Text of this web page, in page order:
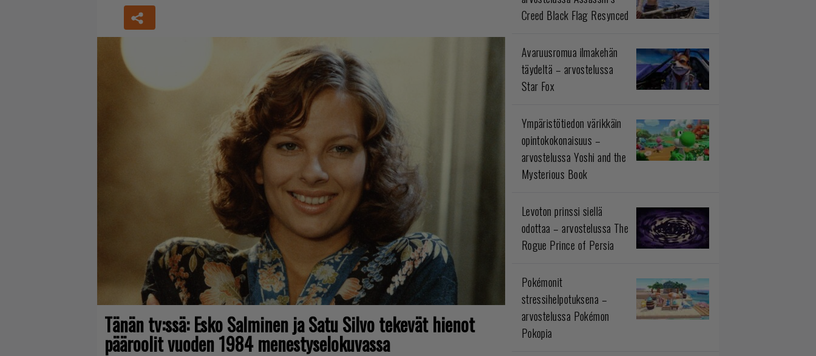
Tänän tv:ssä: Esko Salminen ja Satu Silvo tekevät hienot
pääroolit vuoden 1984 menestyselokuvassa
Creed Black Flag Resynced
Avaruusromua ilmakehän
täydeltä – arvostelussa
Star Fox
Ympäristötiedon värikkäin
opintokokonaisuus –
arvostelussa Yoshi and the
Mysterious Book
Levoton prinssi siellä
odottaa – arvostelussa The
Rogue Prince of Persia
Pokémonit
stressihelpotuksena –
arvostelussa Pokémon
Pokopia